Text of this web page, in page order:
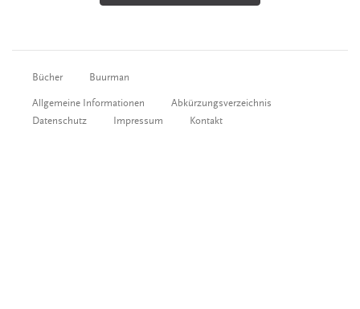
Bücher Buurman
Allgemeine Informationen
Abkürzungsverzeichnis
Datenschutz
Impressum Kontakt